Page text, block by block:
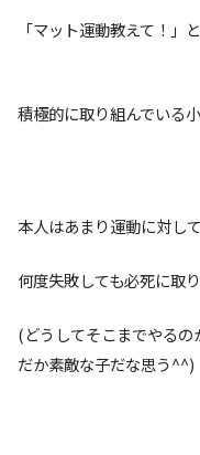
「マット運動教えて！」
積極的に取り組んでいる
本人はあまり運動に対し
何度失敗しても必死に取
(どうしてそこまでやる
だか素敵な子だな思う^^)